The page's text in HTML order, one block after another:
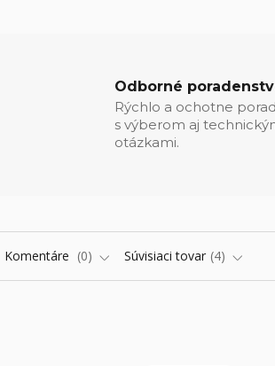
Odborné
Rýchlo a ochotne
s výberom aj
otázkami.
Komentáre 0 Súvisiaci tovar 4